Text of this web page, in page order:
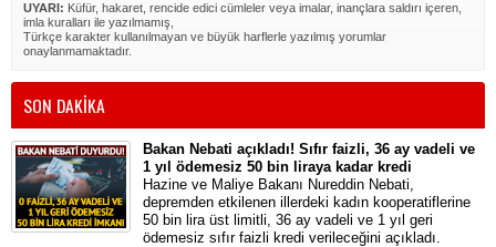
UYARI: Küfür, hakaret, rencide edici cümleler veya imalar, inançlara saldırı içeren,
imla kuralları ile yazılmamış,
Türkçe karakter kullanılmayan ve büyük harflerle yazılmış yorumlar
onaylanmamaktadır.
SON DAKİKA
Bakan Nebati açıkladı! Sıfır faizli, 36 ay vadeli ve
1 yıl ödemesiz 50 bin liraya kadar kredi
Hazine ve Maliye Bakanı Nureddin Nebati,
depremden etkilenen illerdeki kadın kooperatiflerine
50 bin lira üst limitli, 36 ay vadeli ve 1 yıl geri
ödemesiz sıfır faizli kredi verileceğini açıkladı.